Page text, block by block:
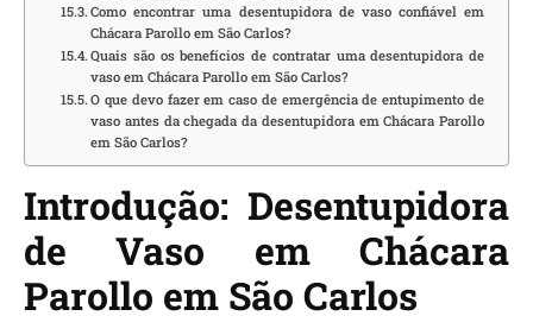
Como encontrar uma desentupidora de vaso confiável em
Chácara Parollo em São Carlos?
Quais são os benefícios de contratar uma desentupidora de
vaso em Chácara Parollo em São Carlos?
O que devo fazer em caso de emergência de entupimento de
vaso antes da chegada da desentupidora em Chácara Parollo
em São Carlos?
Introdução: Desentupidora
de Vaso em Chácara
Parollo em São Carlos